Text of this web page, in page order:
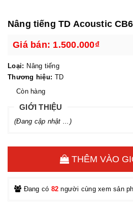
Nâng tiếng TD Acoustic
Giá bán: 1.500.000₫
Loại: Nâng tiếng
Thương hiệu: TD
Còn hàng
GIỚI THIỆU
(Đang cập nhật ...)
THÊM VÀO
Đang có 82 người cùng xem sản